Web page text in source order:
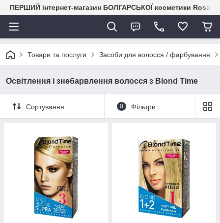
ПЕРШИЙ інтернет-магазин БОЛГАРСЬКОЇ косметики
Товари та послуги Засоби для волосся / фарбування
Освітлення і знебарвлення волосся з Blond Time
Сортування 0 Фільтри